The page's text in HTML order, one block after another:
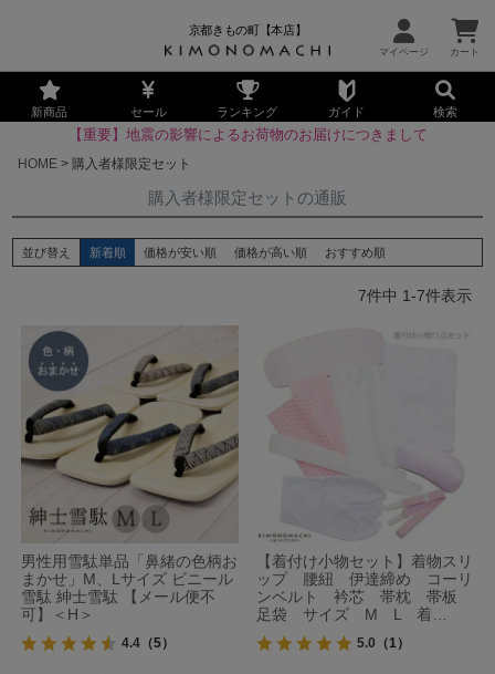
京都きもの町【本店】
新商品 セール ランキング ガイド 検索
【重要】地震の影響によるお荷物のお届けにつきまして
HOME
購入者様限定セット
購入者様限定セットの通販
並び替え 新着順 価格が安い順 価格が高い順 おすすめ順
7件中 1-7件表示
男性用雪駄単品「鼻緒の色柄お
まかせ」M、Lサイズ ビニール
雪駄 紳士雪駄 【メール便不
可】＜H＞
4.4 （5）
【着付け小物セット】着物スリ
ップ 腰紐 伊達締め コーリ
ンベルト 衿芯 帯枕 帯板
足袋 サイズ M L 着…
5.0 （1）